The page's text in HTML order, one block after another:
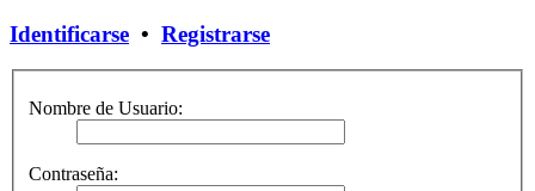
Identificarse • Registrarse
Nombre de Usuario:
Contraseña: